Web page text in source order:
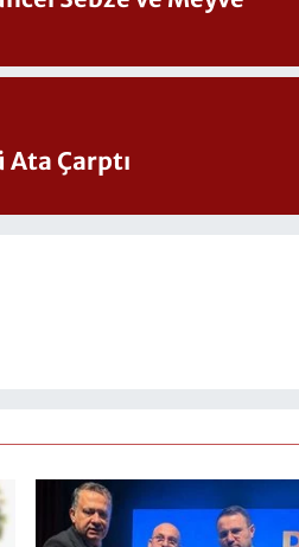
Ata Çarptı